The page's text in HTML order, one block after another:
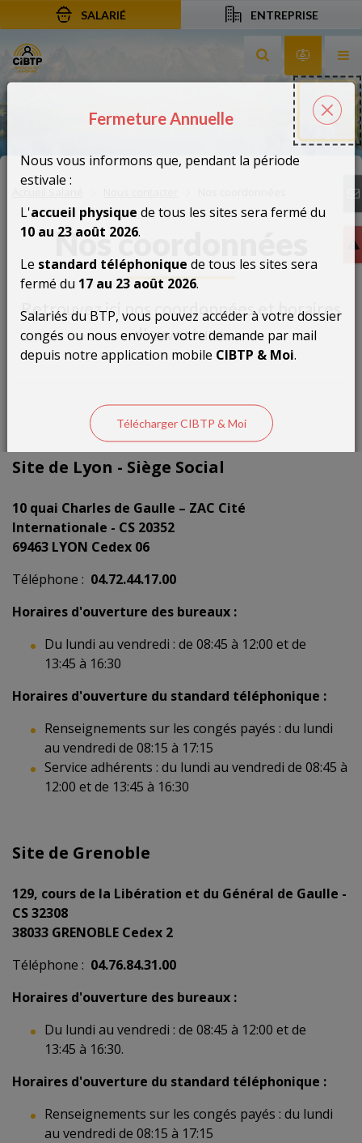
Aller au contenu
Aller à la recherche
Aller à la navigation
SALARIÉ ENTREPRISE
Rechercher sur
Nos coordonnées
Retrouvez ici nos coordonnées et horaires
d'ouverture.
Site de Lyon - Siège Social
10 quai Charles de Gaulle – ZAC Cité
Internationale - CS 20352
69463 LYON Cedex 06
Téléphone : 04.72.44.17.00
Horaires d'ouverture des bureaux :
Du lundi au vendredi : de 08:45 à 12:00 et de
13:45 à 16:30
Horaires d'ouverture du standard téléphonique :
Renseignements sur les congés payés : du lundi
au vendredi de 08:15 à 17:15
Service adhérents : du lundi au vendredi de 08:45 à
12:00 et de 13:45 à 16:30
Site de Grenoble
129, cours de la Libération et du Général de Gaulle -
CS 32308
38033 GRENOBLE Cedex 2
Téléphone : 04.76.84.31.00
Horaires d'ouverture des bureaux :
Du lundi au vendredi : de 08:45 à 12:00 et de
13:45 à 16:30.
Horaires d'ouverture du standard téléphonique :
Renseignements sur les congés payés : du lundi
au vendredi de 08:15 à 17:15
Fermeture Annuelle
Nous vous informons que, pendant la période
estivale :
L'accueil physique de tous les sites sera fermé du
10 au 23 août 2026.
Le standard téléphonique de tous les sites sera
fermé du 17 au 23 août 2026.
Salariés du BTP, vous pouvez accéder à votre dossier
congés ou nous envoyer votre demande par mail
depuis notre application mobile CIBTP & Moi.
Télécharger CIBTP & Moi